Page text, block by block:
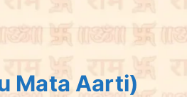
Mata Aarti)